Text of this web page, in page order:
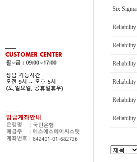
Six Sigma
Reliability
Reliability
Reliability
Reliability
Reliability
Reliability